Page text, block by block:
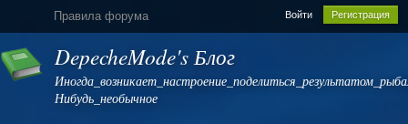
Правила форума Войти Регистрация
DepecheMode's Блог
Нибудь_необычное